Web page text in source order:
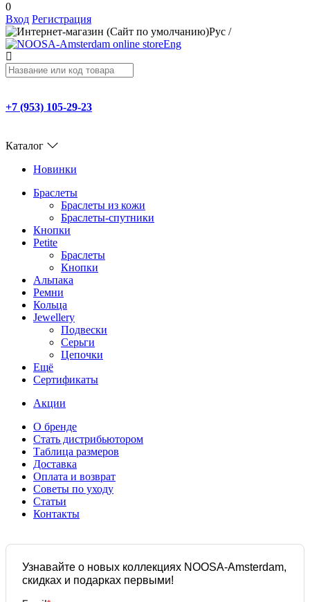
0
Вход Регистрация
Рус /
Eng
+7 (953) 105-29-23
Каталог
Новинки
Браслеты
Браслеты из кожи
Браслеты-спутники
Кнопки
Petite
Браслеты
Кнопки
Альпака
Ремни
Кольца
Jewellery
Подвески
Серьги
Цепочки
Ещё
Сертификаты
Акции
О бренде
Стать дистрибьютором
Таблица размеров
Доставка
Оплата и возврат
Советы по уходу
Статьи
Контакты
Узнавайте о новых коллекциях NOOSA-Amsterdam,
скидках и подарках первыми!